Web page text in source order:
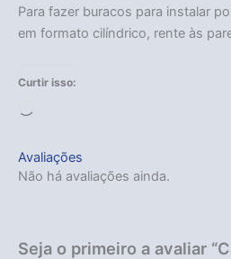
Para fazer buracos para instalar
em formato cilíndrico, rente às
Curtir isso:
Avaliações
Não há avaliações ainda.
Seja o primeiro a avaliar